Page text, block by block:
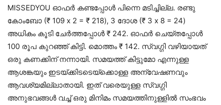
MISSEDYOU ഓഫർ കണ്ടപ്പോൾ പിന്നെ മടിച്ചില്ല. രണ്ടു
കോംബോ (₹ 109 x 2 = ₹ 218), 3 ദോശ (₹ 3 x 8 = 24)
അധികം കൂടി ചേർത്തപ്പോൾ ₹ 242. ഓഫർ ചെയ്തപ്പോൾ
100 രൂപ കുറഞ്ഞ് കിട്ടി. മൊത്തം ₹ 142. സ്വഗ്ഗി വഴിയായത്
ഒരു കണക്കിന് നന്നായി. സമയത്ത് കിട്ടുമോ എന്നുള്ള
ആശങ്കയും ഇടയ്ക്കിടടെയ്ക്കൊള്ള അന്വേഷണവും
ആവശ്യമില്ലാതായി. ഇത് വരെയുള്ള സ്വഗ്ഗി
അനുഭവങ്ങൾ വച്ച് ഒരു മിനിമം സമയത്തിനുള്ളിൽ സംഭവം